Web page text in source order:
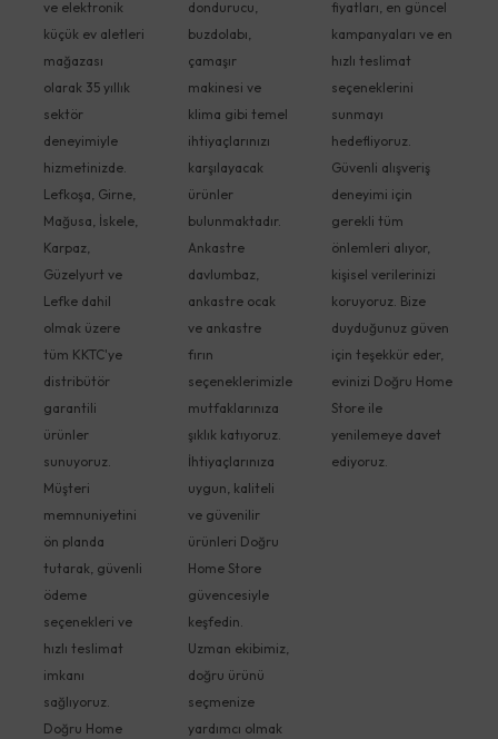
ve elektronik
küçük ev aletleri
mağazası
olarak 35 yıllık
sektör
deneyimiyle
hizmetinizde.
Lefkoşa, Girne,
Mağusa, İskele,
Karpaz,
Güzelyurt ve
Lefke dahil
olmak üzere
tüm KKTC'ye
distribütör
garantili
ürünler
sunuyoruz.
Müşteri
memnuniyetini
ön planda
tutarak, güvenli
ödeme
seçenekleri ve
hızlı teslimat
imkanı
sağlıyoruz.
Doğru Home
dondurucu,
buzdolabı,
çamaşır
makinesi ve
klima gibi temel
ihtiyaçlarınızı
karşılayacak
ürünler
bulunmaktadır.
Ankastre
davlumbaz,
ankastre ocak
ve ankastre
fırın
seçeneklerimizle
mutfaklarınıza
şıklık katıyoruz.
İhtiyaçlarınıza
uygun, kaliteli
ve güvenilir
ürünleri Doğru
Home Store
güvencesiyle
keşfedin.
Uzman ekibimiz,
doğru ürünü
seçmenize
yardımcı olmak
fiyatları, en güncel
kampanyaları ve en
hızlı teslimat
seçeneklerini
sunmayı
hedefliyoruz.
Güvenli alışveriş
deneyimi için
gerekli tüm
önlemleri alıyor,
kişisel verilerinizi
koruyoruz. Bize
duyduğunuz güven
için teşekkür eder,
evinizi Doğru Home
Store ile
yenilemeye davet
ediyoruz.